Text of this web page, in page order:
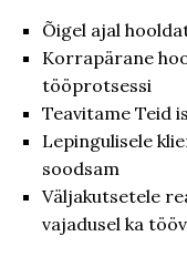
Õigel ajal
Korrapärane
tööprotsessi
Teavitame Teid
Lepingulisele
soodsam
Väljakutsetele
vajadusel ka